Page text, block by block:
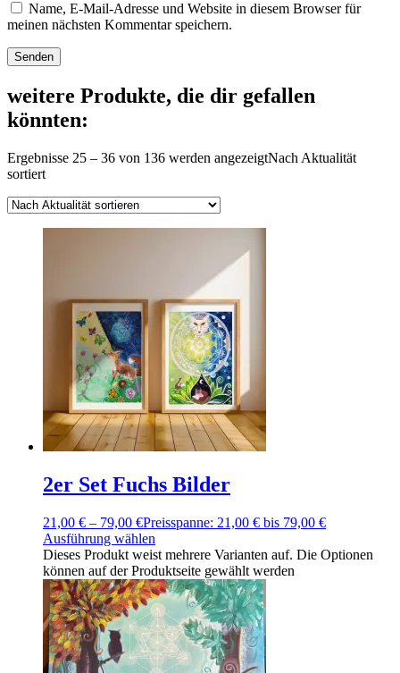
Name, E-Mail-Adresse und Website in diesem Browser für
meinen nächsten Kommentar speichern.
weitere Produkte, die dir gefallen
könnten:
Ergebnisse 25 – 36 von 136 werden angezeigtNach Aktualität
sortiert
2er Set Fuchs Bilder
21,00 € – 79,00 €Preisspanne: 21,00 € bis 79,00 €
Ausführung wählen
Dieses Produkt weist mehrere Varianten auf. Die Optionen
können auf der Produktseite gewählt werden